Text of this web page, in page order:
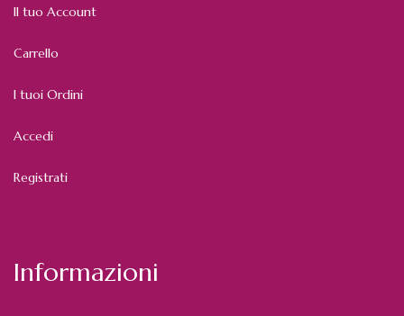
Il tuo Account
Carrello
I tuoi Ordini
Accedi
Registrati
Informazioni